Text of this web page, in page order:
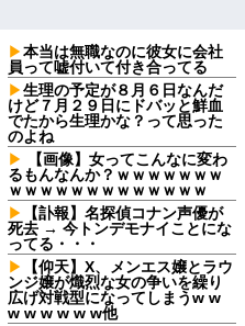
本当は無職なのに彼女に会社
員って嘘付いて付き合ってる
生理の予定が８月６日なんだ
けど７月２９日にドバッと鮮血
でたから生理かな？って思った
のよね
【画像】女ってこんなに変わ
るもんなんか？ｗｗｗｗｗｗｗ
ｗｗｗｗｗｗｗｗｗｗｗｗｗ
【訃報】名探偵コナン声優が
死去 → 今トンデモナイことにな
ってる・・・
【仰天】X、メンエス嬢とラウ
ンジ嬢が熾烈な女の争いを繰り
広げ対戦型になってしまうw w
w w w w w w他